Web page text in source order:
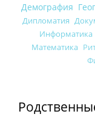
Демография
Дипломатия
Информатика
Математика